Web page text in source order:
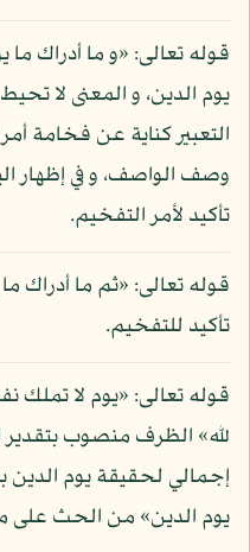
قوله تعالى: «و ما أدراك
يوم الدين، و المعنى لا
التعبير كناية عن فخامة
وصف الواصف، و في إظهار
تأكيد لأمر التفخيم.
قوله تعالى: «ثم ما أدراك
تأكيد للتفخيم.
قوله تعالى: «يوم لا تملك
لله» الظرف منصوب بتقدير
إجمالي لحقيقة يوم الدين
يوم الدين» من الحث على